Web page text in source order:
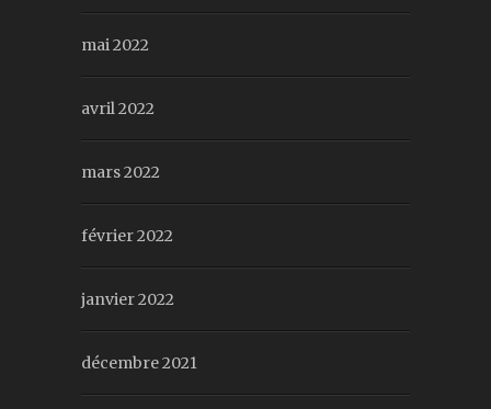
mai 2022
avril 2022
mars 2022
février 2022
janvier 2022
décembre 2021